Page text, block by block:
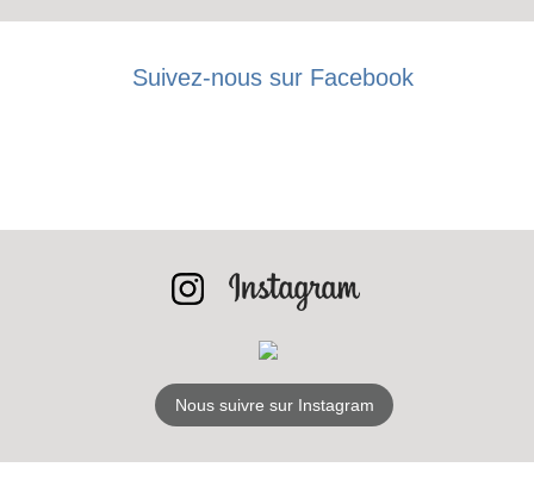
Suivez-nous sur Facebook
Nous suivre sur Instagram